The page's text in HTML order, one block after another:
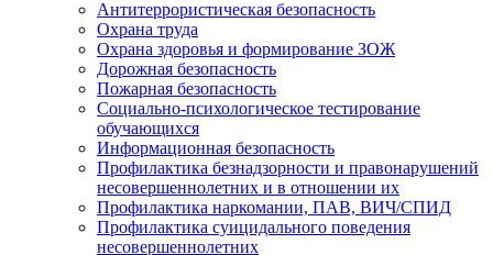
Антитеррористическая безопасность
Охрана труда
Охрана здоровья и формирование ЗОЖ
Дорожная безопасность
Пожарная безопасность
Социально-психологическое тестирование
обучающихся
Информационная безопасность
Профилактика безнадзорности и правонарушений
несовершеннолетних и в отношении их
Профилактика наркомании, ПАВ, ВИЧ/СПИД
Профилактика суицидального поведения
несовершеннолетних